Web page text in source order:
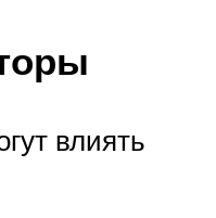
влиять